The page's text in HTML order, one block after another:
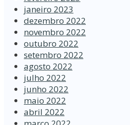
janeiro 2023
dezembro 2022
novembro 2022
outubro 2022
setembro 2022
agosto 2022
julho 2022
junho 2022
maio 2022
abril 2022